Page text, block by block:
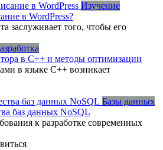
Изучение
в WordPress?
заслуживает того, чтобы его
в C++ и методы оптимизации
в языке C++ возникает
Базы данных
баз данных NoSQL
к разработке современных